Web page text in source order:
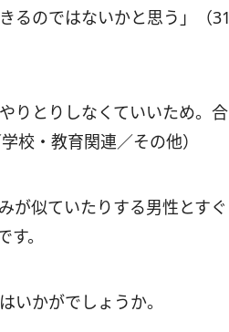
るのではないかと思う」（31
りとりしなくていいため。合
校・教育関連／その他）
が似ていたりする男性とすぐ
。
いかがでしょうか。